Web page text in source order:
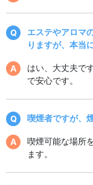
エステやアロマ
りますが、本当
はい、大丈夫で
で安心です。
喫煙者ですが、
喫煙可能な場所
ます。